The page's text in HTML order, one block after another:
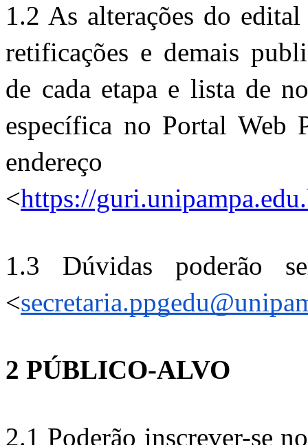
1.2 As alterações do
retificações e demais
de cada etapa e lista de
específica no Portal Web
<https://
1.3 Dúvidas poderão
<
2 PÚBLICO-ALVO
2.1 Poderão inscrever-se